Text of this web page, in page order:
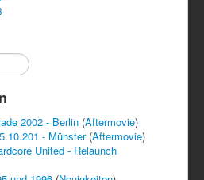
2002 - Berlin (Aftermovie)
- Münster (Aftermovie)
United - Relaunch